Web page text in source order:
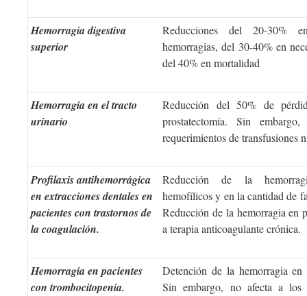
Hemorragia digestiva
superior
Reducciones del 20-30%
hemorragias, del 30-40% en
del 40% en mortalidad
Hemorragia en el tracto
urinario
Reducción del 50% de
prostatectomía. Sin
requerimientos de transfusiones
Profilaxis antihemorrágica
en extracciones dentales en
pacientes con trastornos de
la coagulación.
Reducción de la
hemofílicos y en la cantidad de
Reducción de la hemorragia en
a terapia anticoagulante crónica.
Hemorragia en pacientes
con trombocitopenia.
Detención de la hemorragia en
Sin embargo, no afecta a los